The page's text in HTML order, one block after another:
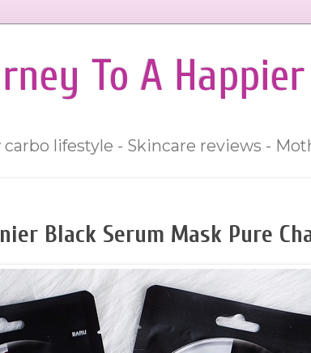
To A
carbo lifestyle - Skincare reviews -
Black Serum Mask Pure